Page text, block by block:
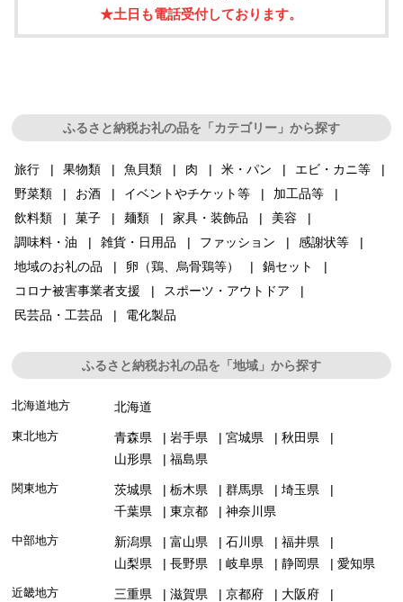
★土日も電話受付しております。
ふるさと納税お礼の品を「カテゴリー」から探す
旅行 果物類 魚貝類 肉 米・パン
エビ・カニ等
野菜類
お酒 イベントやチケット等
加工品等
飲料類
菓子 麺類 家具・装飾品
美容
調味料・油
雑貨・日用品 ファッション
感謝状等
地域のお礼の品
卵（鶏、烏骨鶏等）
鍋セット
コロナ被害事業者支援
スポーツ・アウトドア
民芸品・工芸品
電化製品
ふるさと納税お礼の品を「地域」から探す
北海道地方 北海道
東北地方 青森県 岩手県 宮城県
秋田県
山形県
福島県
関東地方 茨城県 栃木県 群馬県
埼玉県
千葉県
東京都 神奈川県
中部地方 新潟県 富山県 石川県
福井県
山梨県
長野県 岐阜県 静岡県 愛知県
近畿地方 三重県 滋賀県 京都府
大阪府